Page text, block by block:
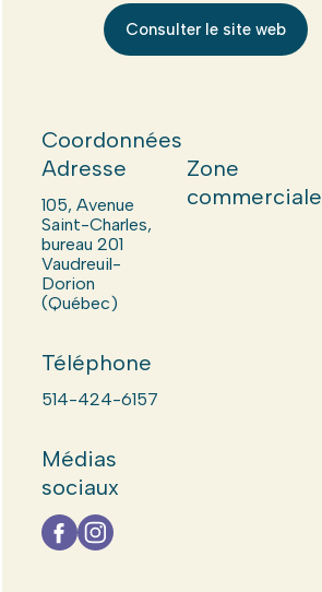
Consulter le site web
Coordonnées
Adresse
105, Avenue
Saint-Charles,
bureau 201
Vaudreuil-
Dorion
(Québec)
Téléphone
514-424-6157
Médias
sociaux
Zone
commerciale